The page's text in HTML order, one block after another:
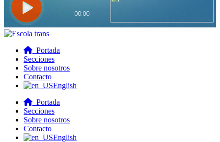
Portada
Secciones
Sobre nosotros
Contacto
English
Portada
Secciones
Sobre nosotros
Contacto
English